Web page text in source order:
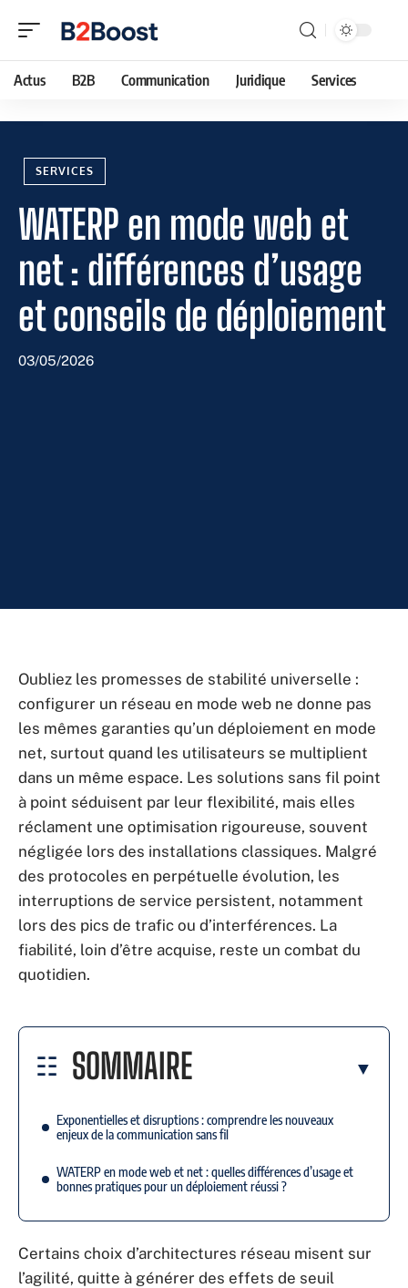
Actus B2B Communication Juridique Services
SERVICES
WATERP en mode web et
net : différences d’usage
et conseils de déploiement
03/05/2026
Oubliez les promesses de stabilité universelle :
configurer un réseau en mode web ne donne pas
les mêmes garanties qu’un déploiement en mode
net, surtout quand les utilisateurs se multiplient
dans un même espace. Les solutions sans fil point
à point séduisent par leur flexibilité, mais elles
réclament une optimisation rigoureuse, souvent
négligée lors des installations classiques. Malgré
des protocoles en perpétuelle évolution, les
interruptions de service persistent, notamment
lors des pics de trafic ou d’interférences. La
fiabilité, loin d’être acquise, reste un combat du
quotidien.
SOMMAIRE
Exponentielles et disruptions : comprendre les nouveaux
enjeux de la communication sans fil
WATERP en mode web et net : quelles différences d’usage et
bonnes pratiques pour un déploiement réussi ?
Certains choix d’architectures réseau misent sur
l’agilité, quitte à générer des effets de seuil